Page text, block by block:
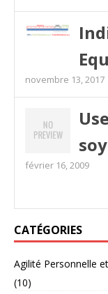
novembre 13, 2017
février 16, 2009
CATÉGORIES
Agilité Personnelle
(10)